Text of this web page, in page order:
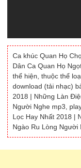
Ca khúc Quan Họ
Dân Ca Quan Họ
thể hiện, thuộc thể
download (tải nhạc)
2018 | Những Làn
Người Nghe mp3,
Lọc Hay Nhất 2018 |
Ngào Ru Lòng Người